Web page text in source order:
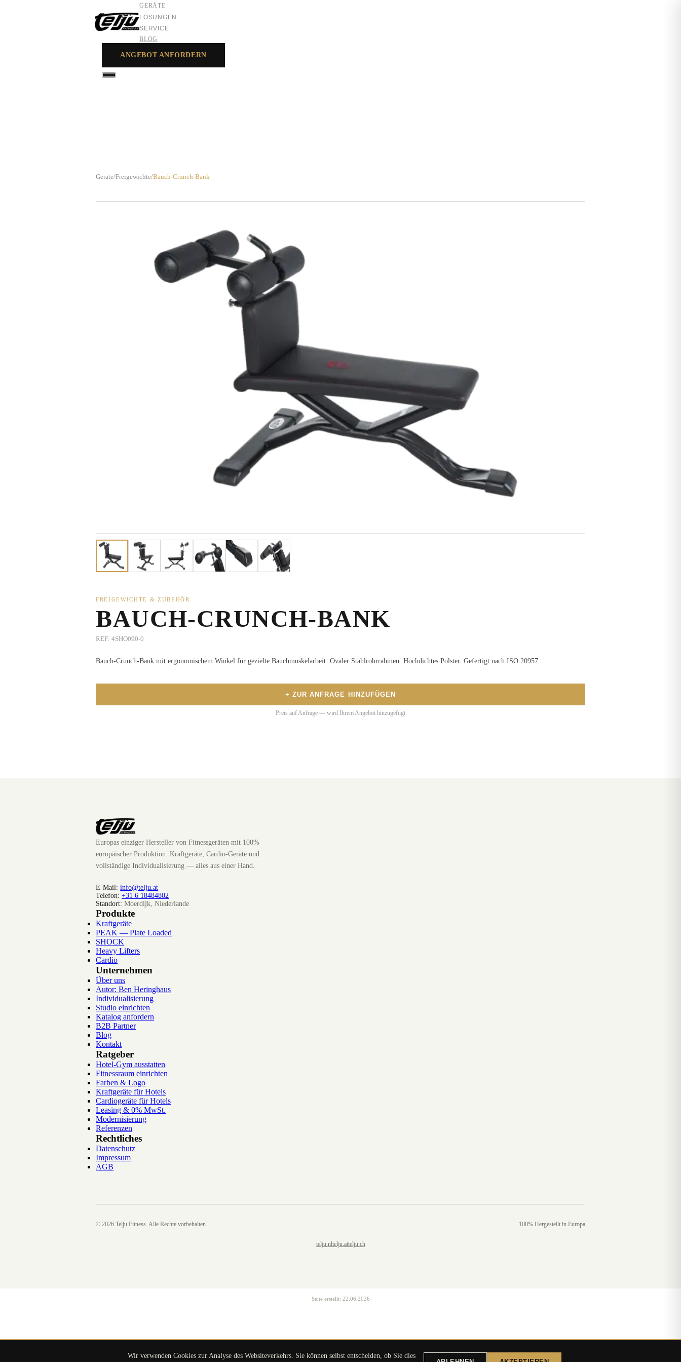
GERÄTE
LÖSUNGEN
SERVICE
BLOG
ANGEBOT ANFORDERN
Geräte/Freigewichte/Bauch-Crunch-Bank
FREIGEWICHTE & ZUBEHÖR
BAUCH-CRUNCH-BANK
REF:4SHO090-0
Bauch-Crunch-Bank mit ergonomischem Winkel für gezielte Bauchmuskelarbeit. Ovaler Stahlrohrrahmen. Hochdichtes Polster. Gefertigt nach ISO 20957.
+ ZUR ANFRAGE HINZUFÜGEN
Preis auf Anfrage — wird Ihrem Angebot hinzugefügt
Europas einziger Hersteller von Fitnessgeräten mit 100%
europäischer Produktion. Kraftgeräte, Cardio-Geräte und
vollständige Individualisierung — alles aus einer Hand.
E-Mail: info@telju.at
Telefon: +31 6 18484802
Standort: Moerdijk, Niederlande
Produkte
Kraftgeräte
PEAK — Plate Loaded
SHOCK
Heavy Lifters
Cardio
Unternehmen
Über uns
Autor: Ben Heringhaus
Individualisierung
Studio einrichten
Katalog anfordern
B2B Partner
Blog
Kontakt
Ratgeber
Hotel-Gym ausstatten
Fitnessraum einrichten
Farben & Logo
Kraftgeräte für Hotels
Cardiogeräte für Hotels
Leasing & 0% MwSt.
Modernisierung
Referenzen
Rechtliches
Datenschutz
Impressum
AGB
©2026 Telju Fitness. Alle Rechte vorbehalten. 100% Hergestellt in Europa
telju.nltelju.attelju.ch
Seite erstellt: 22.06.2026
Wir verwenden Cookies zur Analyse des Websiteverkehrs. Sie können selbst entscheiden, ob Sie dies